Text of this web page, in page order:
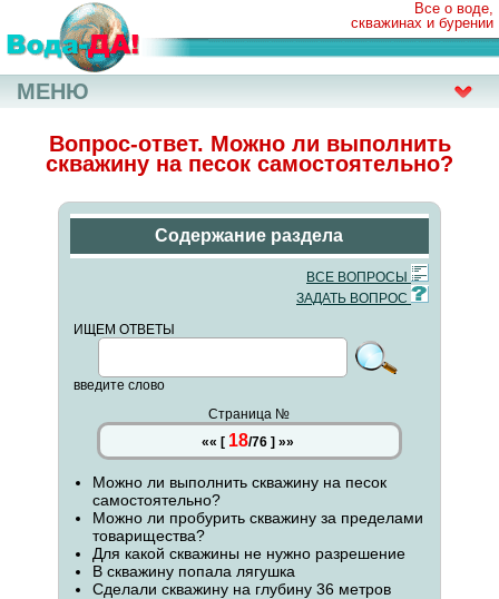
Все о воде,
скважинах и бурении
Вопрос-ответ. Можно ли выполнить
скважину на песок самостоятельно?
Содержание раздела
ВСЕ ВОПРОСЫ
ЗАДАТЬ ВОПРОС
ИЩЕМ ОТВЕТЫ
введите слово
Страница №
«« [ 18/76] »»
Можно ли выполнить скважину на песок
самостоятельно?
Можно ли пробурить скважину за пределами
товарищества?
Для какой скважины не нужно разрешение
В скважину попала лягушка
Сделали скважину на глубину 36 метров
МЕНЮ